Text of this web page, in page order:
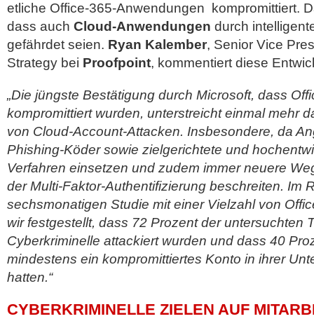
etliche Office-365-Anwendungen kompromittiert.
dass auch Cloud-Anwendungen durch
gefährdet seien. Ryan Kalember, Senior Vice
Strategy bei Proofpoint, kommentiert diese
„Die jüngste Bestätigung durch Microsoft, dass
kompromittiert wurden, unterstreicht einmal mehr
von Cloud-Account-Attacken. Insbesondere, da
Phishing-Köder sowie zielgerichtete und
Verfahren einsetzen und zudem immer neuere
der Multi-Faktor-Authentifizierung beschreiten. Im
sechsmonatigen Studie mit einer Vielzahl von
wir festgestellt, dass 72 Prozent der untersuchten
Cyberkriminelle attackiert wurden und dass 40
mindestens ein kompromittiertes Konto in ihrer
hatten.“
CYBERKRIMINELLE ZIELEN AUF